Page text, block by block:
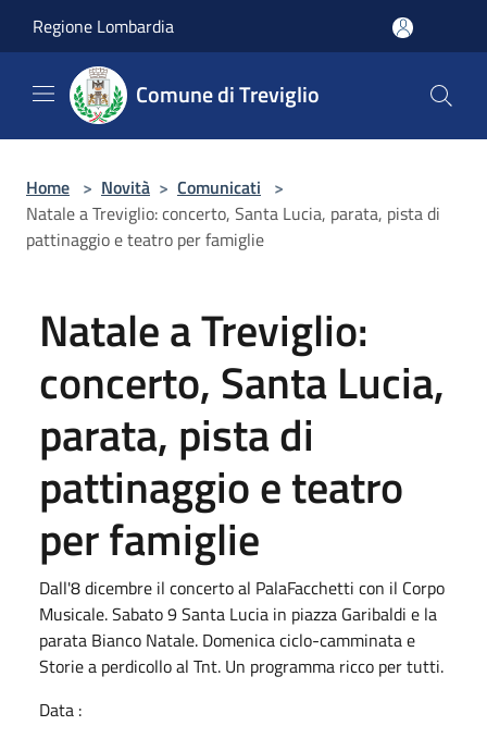
Regione Lombardia
Comune di Treviglio
Home > Novità > Comunicati >
Natale a Treviglio: concerto, Santa Lucia, parata, pista di
pattinaggio e teatro per famiglie
Natale a Treviglio:
concerto, Santa Lucia,
parata, pista di
pattinaggio e teatro
per famiglie
Dall'8 dicembre il concerto al PalaFacchetti con il Corpo
Musicale. Sabato 9 Santa Lucia in piazza Garibaldi e la
parata Bianco Natale. Domenica ciclo-camminata e
Storie a perdicollo al Tnt. Un programma ricco per tutti.
Data :